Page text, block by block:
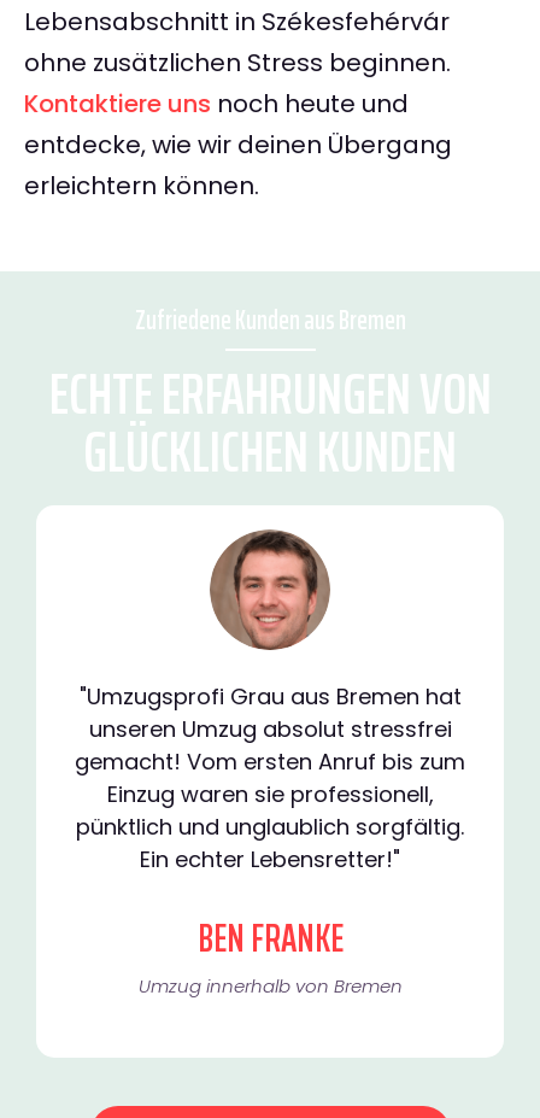
Lebensabschnitt in Székesfehérvár
ohne zusätzlichen Stress beginnen.
Kontaktiere uns noch heute und
entdecke, wie wir deinen Übergang
erleichtern können.
Zufriedene Kunden aus Bremen
ECHTE ERFAHRUNGEN VON
GLÜCKLICHEN KUNDEN
"Umzugsprofi Grau aus Bremen hat
unseren Umzug absolut stressfrei
gemacht! Vom ersten Anruf bis zum
Einzug waren sie professionell,
pünktlich und unglaublich sorgfältig.
Ein echter Lebensretter!"
BEN FRANKE
Umzug innerhalb von Bremen​